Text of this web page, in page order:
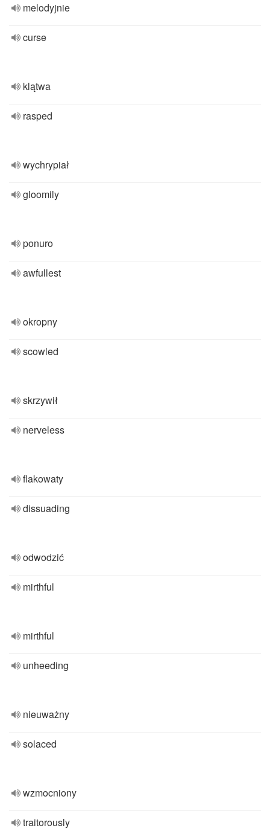
melodyjnie
curse
klątwa
rasped
wychrypiał
gloomily
ponuro
awfullest
okropny
scowled
skrzywił
nerveless
flakowaty
dissuading
odwodzić
mirthful
mirthful
unheeding
nieuważny
solaced
wzmocniony
traitorously